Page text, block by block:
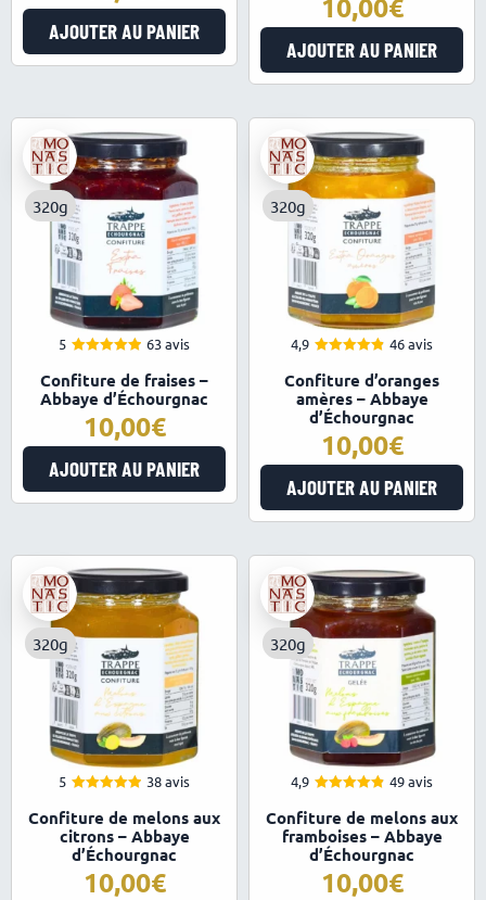
AJOUTER AU PANIER
AJOUTER AU PANIER
320g
5
sur 5
63 avis
Confiture de fraises –
Abbaye d’Échourgnac
10,00
AJOUTER AU PANIER
320g
4,9
sur 5
46 avis
Confiture d’oranges
amères – Abbaye
d’Échourgnac
10,00
AJOUTER AU PANIER
320g
5
sur 5
38 avis
Confiture de melons aux
citrons – Abbaye
d’Échourgnac
10,00
320g
4,9
sur 5
49 avis
Confiture de melons aux
framboises – Abbaye
d’Échourgnac
10,00